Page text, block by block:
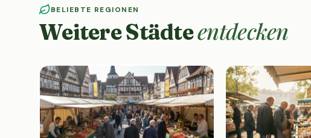
BELIEBTE REGIONEN
Weitere Städteentdecken